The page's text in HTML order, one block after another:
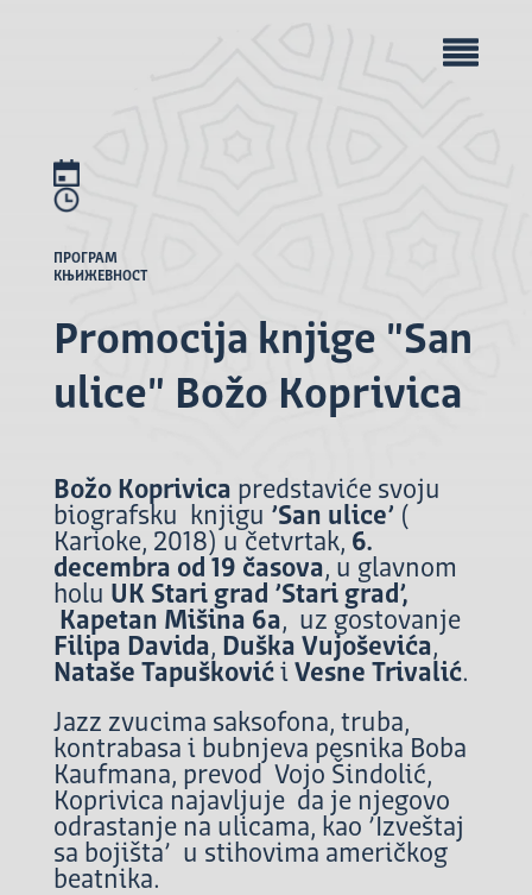
ПРОГРАМ
КЊИЖЕВНОСТ
Promocija knjige "San
ulice" Božo Koprivica
Božo Koprivica predstaviće svoju
biografsku knjigu ’San ulice’ (
Karioke, 2018) u četvrtak, 6.
decembra od 19 časova, u glavnom
holu UK Stari grad ’Stari grad’,
Kapetan Mišina 6a, uz gostovanje
Filipa Davida, Duška Vujoševića,
Nataše Tapuškovići Vesne Trivalić.
Jazz zvucima saksofona, truba,
kontrabasa i bubnjeva pesnika Boba
Kaufmana, prevod Vojo Šindolić,
Koprivica najavljuje da je njegovo
odrastanje na ulicama, kao ’Izveštaj
sa bojišta’ u stihovima američkog
beatnika.